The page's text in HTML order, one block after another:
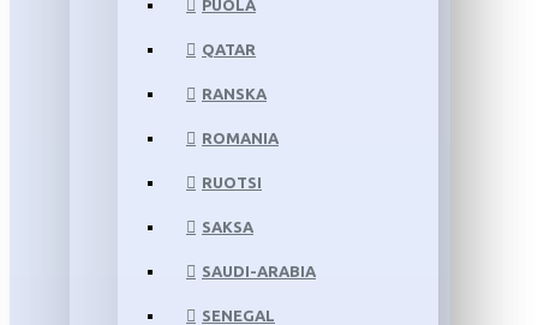
PUOLA
QATAR
RANSKA
ROMANIA
RUOTSI
SAKSA
SAUDI-ARABIA
SENEGAL